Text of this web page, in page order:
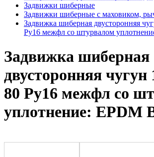
Задвижки шиберные
Задвижки шиберные с маховиком,
Задвижка шиберная двусторонняя
Ру16 межфл со штурвалом
Задвижка шиберная
двусторонняя чугун
80 Ру16 межфл со
уплотнение: EPDM